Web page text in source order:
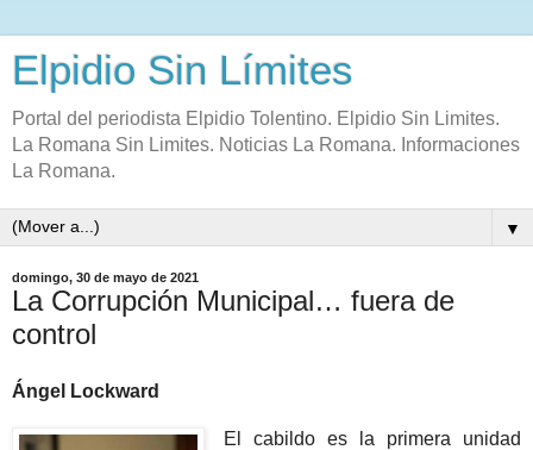
Elpidio Sin Límites
Portal del periodista Elpidio Tolentino. Elpidio Sin Limites.
La Romana Sin Limites. Noticias La Romana. Informaciones
La Romana.
▼
domingo, 30 de mayo de 2021
La Corrupción Municipal… fuera de
control
Ángel Lockward
El cabildo es la primera unidad